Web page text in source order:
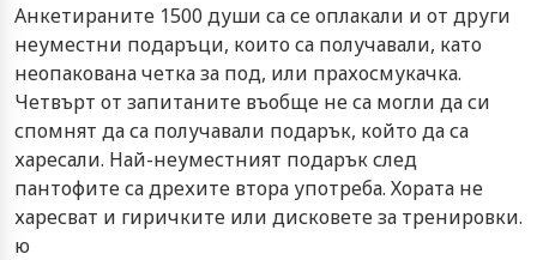
Анкетираните 1500 души са се оплакали и от други
неуместни подаръци, които са получавали, като
неопакована четка за под, или прахосмукачка.
Четвърт от запитаните въобще не са могли да си
спомнят да са получавали подарък, който да са
харесали. Най-неуместният подарък след
пантофите са дрехите втора употреба. Хората не
харесват и гиричките или дисковете за тренировки.
ю